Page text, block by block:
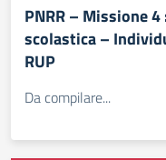
PNRR – Missione
scolastica –
RUP
Da compilare...